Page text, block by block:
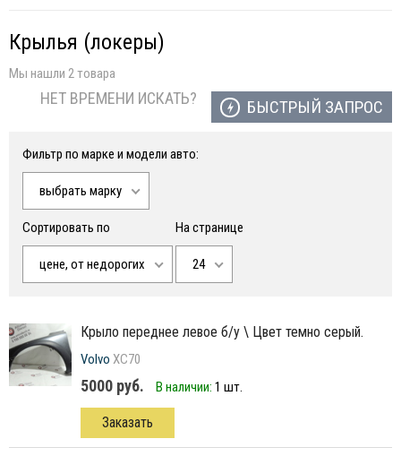
Крылья (локеры)
Мы нашли 2 товара
НЕТ ВРЕМЕНИ ИСКАТЬ? БЫСТРЫЙ ЗАПРОС
Фильтр по марке и модели авто:
выбрать марку
Сортировать по
цене, от недорогих
На странице
24
крыло переднее левое б/у \ Цвет темно серый.
Volvo XC70
5000 руб. В наличии: 1 шт.
Заказать